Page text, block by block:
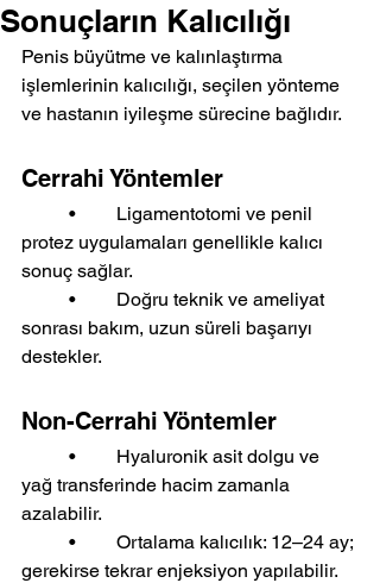
Sonuçların Kalıcılığı
Penis büyütme ve kalınlaştırma
işlemlerinin kalıcılığı, seçilen yönteme
ve hastanın iyileşme sürecine bağlıdır.
Cerrahi Yöntemler
protez uygulamaları genellikle kalıcı
sonuç sağlar.
sonrası bakım, uzun süreli başarıyı
destekler.
Non-Cerrahi Yöntemler
yağ transferinde hacim zamanla
azalabilir.
gerekirse tekrar enjeksiyon yapılabilir.